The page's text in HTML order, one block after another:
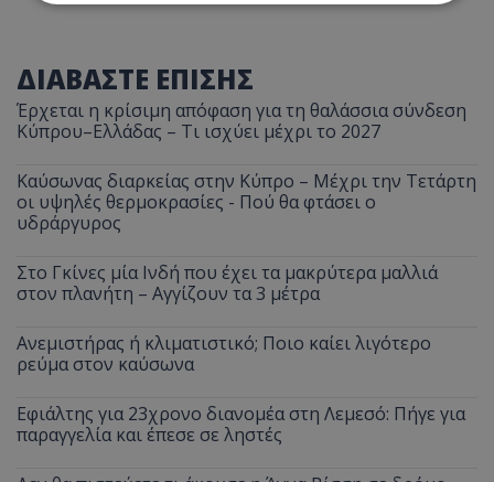
ΔΙΑΒΑΣΤΕ ΕΠΙΣΗΣ
Έρχεται η κρίσιμη απόφαση για τη θαλάσσια σύνδεση
Κύπρου–Ελλάδας – Τι ισχύει μέχρι το 2027
Καύσωνας διαρκείας στην Κύπρο – Μέχρι την Τετάρτη
οι υψηλές θερμοκρασίες - Πού θα φτάσει ο
υδράργυρος
Στο Γκίνες μία Ινδή που έχει τα μακρύτερα μαλλιά
στον πλανήτη – Αγγίζουν τα 3 μέτρα
Ανεμιστήρας ή κλιματιστικό; Ποιο καίει λιγότερο
ρεύμα στον καύσωνα
Εφιάλτης για 23χρονο διανομέα στη Λεμεσό: Πήγε για
παραγγελία και έπεσε σε ληστές
Στόχευσης
Λειτουργικότητας
Μη ταξινομημένα
βασικές λειτουργίες του ιστότοπου, όπως τη
σύνδεση χρήστη και τη διαχείριση λογαριασμού.
Ο ιστότοπος δεν μπορεί να χρησιμοποιηθεί σωστά
χωρίς τα απολύτως απαραίτητα cookies.
usprivacy
.lifenewscy.tothemaonline.com